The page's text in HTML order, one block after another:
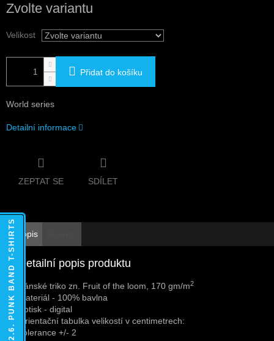
cena:
Zvolte variantu
Velikost
Přidat do košíku
World series
Detailní informace
ZEPTAT SE SDÍLET
Popis
Detailní popis produktu
Pánské triko zn. Fruit of the loom, 170 gm/m2
Materiál - 100% bavlna
Potisk - digital
Orientační tabulka velikostí v centimetrech:
Tolerance +/- 2
2.6. PUNK BAND T-SHIRTS